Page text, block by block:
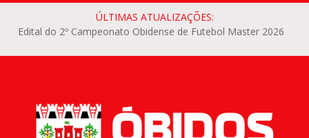
ÚLTIMAS ATUALIZAÇÕES:
Edital do 2º Campeonato Obidense de Futebol Master 2026